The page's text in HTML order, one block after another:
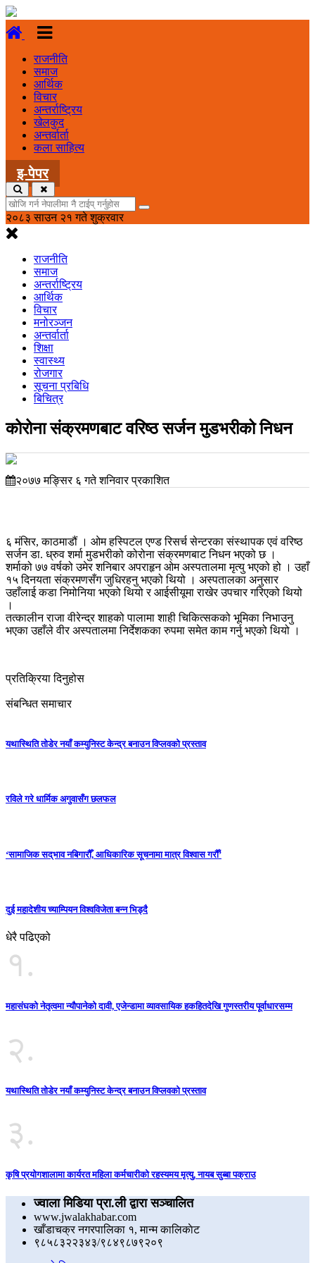
राजनीति
समाज
आर्थिक
विचार
अन्तर्राष्ट्रिय
खेलकुद
अन्तर्वार्ता
कला साहित्य
इ-पेपर
२०८३ साउन २१ गते शुक्रवार
राजनीति
समाज
अन्तर्राष्ट्रिय
आर्थिक
विचार
मनोरञ्जन
अन्तर्वार्ता
शिक्षा
स्वास्थ्य
रोजगार
सूचना प्रबिधि
बिचित्र
कोरोना संक्रमणबाट वरिष्ठ सर्जन मुडभरीको निधन
२०७७ मङ्सिर ६ गते शनिवार प्रकाशित
६ मंसिर, काठमाडौं । ओम हस्पिटल एण्ड रिसर्च सेन्टरका संस्थापक एवं वरिष्ठ
सर्जन डा. ध्रुव शर्मा मुडभरीको कोरोना संक्रमणबाट निधन भएको छ ।
शर्माको ७७ वर्षको उमेर शनिबार अपराहृन ओम अस्पतालमा मृत्यु भएको हो । उहाँ
१५ दिनयता संक्रमणसँग जुधिरहनु भएको थियो । अस्पतालका अनुसार
उहाँलाई कडा निमोनिया भएको थियो र आईसीयूमा राखेर उपचार गरिएको थियो
।
तत्कालीन राजा वीरेन्द्र शाहको पालामा शाही चिकित्सकको भूमिका निभाउनु
भएका उहाँले वीर अस्पतालमा निर्देशकका रुपमा समेत काम गर्नु भएको थियो ।
प्रतिक्रिया दिनुहोस
संबन्धित समाचार
यथास्थिति तोडेर नयाँ कम्युनिस्ट केन्द्र बनाउन विप्लवको प्रस्ताव
रविले गरे धार्मिक अगुवासँग छलफल
‘सामाजिक सद्‌भाव नबिगारौँ, आधिकारिक सूचनामा मात्र विश्वास गरौँ’
दुई महादेशीय च्याम्पियन विश्वविजेता बन्न भिड्दै
धेरै पढिएको
१.
महासंघको नेतृत्वमा न्यौपानेको दावी, एजेन्डामा व्यावसायिक हकहितदेखि गुणस्तरीय पूर्वाधारसम्म
२.
यथास्थिति तोडेर नयाँ कम्युनिस्ट केन्द्र बनाउन विप्लवको प्रस्ताव
३.
कृषि प्रयोगशालामा कार्यरत महिला कर्मचारीको रहस्यमय मृत्यु, नायब सुब्बा पक्राउ
ज्वाला मिडिया प्रा.ली द्वारा सञ्चालित
www.jwalakhabar.com
खाँडाचक्र नगरपालिका १, मान्म कालिकाेट
९८५८३२२३४३/९८४९८७९२०९